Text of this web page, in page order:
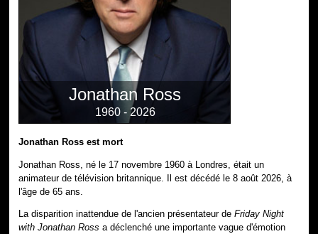
Jonathan Ross
1960 - 2026
Jonathan Ross est mort
Jonathan Ross, né le 17 novembre 1960 à Londres, était un
animateur de télévision britannique. Il est décédé le 8 août 2026, à
l'âge de 65 ans.
La disparition inattendue de l'ancien présentateur deFriday Night
with Jonathan Ross a déclenché une importante vague d'émotion